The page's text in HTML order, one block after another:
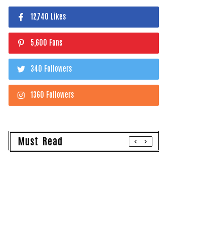
12,740 Likes
5,600 Fans
340 Followers
1360 Followers
Must Read